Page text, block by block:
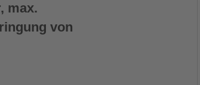
max.
von